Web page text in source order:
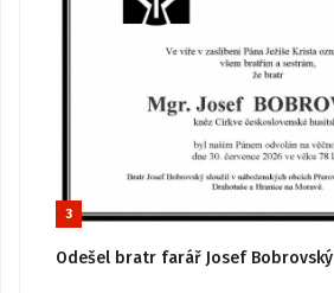
3
Odešel bratr farář Josef Bobrovský